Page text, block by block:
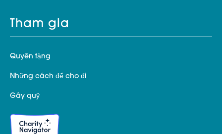
Tham gia
Quyên tặng
Những cách để cho đi
Gây quỹ